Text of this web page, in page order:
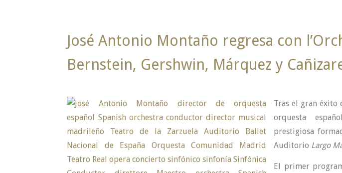
José Antonio Montaño regresa con
Bernstein, Gershwin, Márquez y
Tras el gran éxito
orquesta
prestigiosa
Auditorio Largo
El primer